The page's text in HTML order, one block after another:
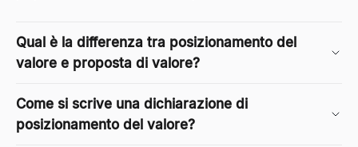
Qual è la differenza tra posizionamento del
valore e proposta di valore?
Come si scrive una dichiarazione di
posizionamento del valore?